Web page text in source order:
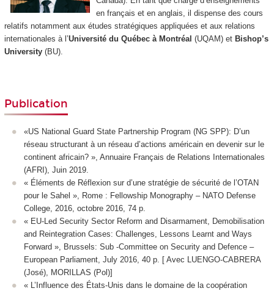
en français et en anglais, il dispense des cours
relatifs notamment aux études stratégiques appliquées et aux relations
internationales à l’Université du Québec à Montréal (UQAM) et Bishop’s
University(BU).
Publication
«US National Guard State Partnership Program (NG SPP): D’un
réseau structurant à un réseau d’actions américain en devenir sur le
continent africain? », Annuaire Français de Relations Internationales
(AFRI), Juin 2019.
« Éléments de Réflexion sur d’une stratégie de sécurité de l’OTAN
pour le Sahel », Rome : Fellowship Monography – NATO Defense
College, 2016, octobre 2016, 74 p.
« EU-Led Security Sector Reform and Disarmament, Demobilisation
and Reintegration Cases: Challenges, Lessons Learnt and Ways
Forward », Brussels: Sub -Committee on Security and Defence –
European Parliament, July 2016, 40 p. [ Avec LUENGO-CABRERA
(José), MORILLAS (Pol)]
« L’Influence des États-Unis dans le domaine de la coopération